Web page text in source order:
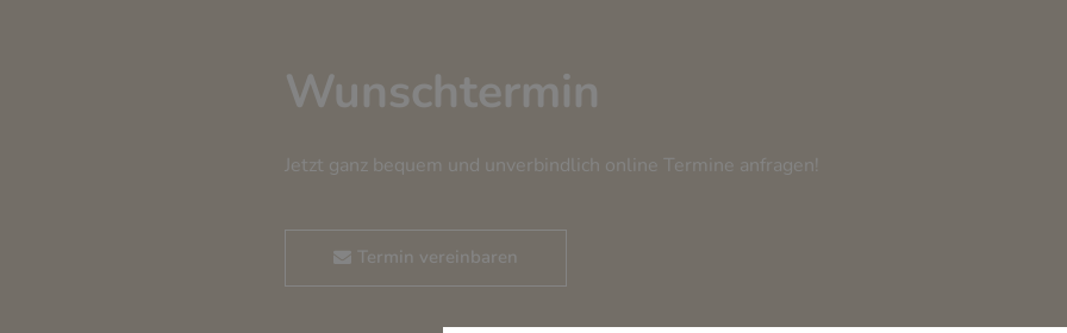
Wunschtermin
Jetzt ganz bequem und unverbindlich online Termine anfragen!
Termin vereinbaren